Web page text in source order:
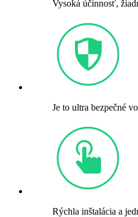
Vysoká účinnosť,
Je to ultra bezpečné
Rýchla inštalácia a